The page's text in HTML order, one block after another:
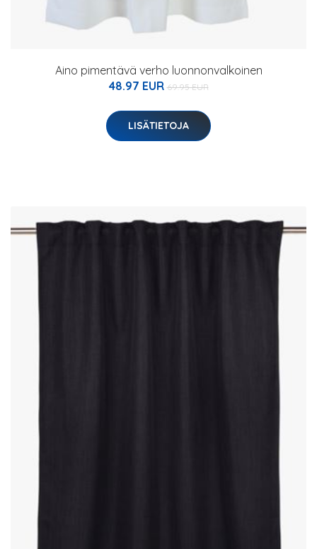
Aino pimentävä verho luonnonvalkoinen
48.97 EUR 69.95 EUR
LISÄTIETOJA